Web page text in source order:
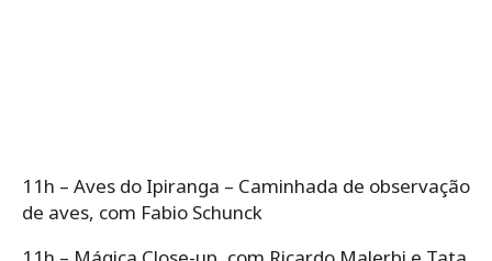
11h – Aves do Ipiranga – Caminhada de observação
de aves, com Fabio Schunck